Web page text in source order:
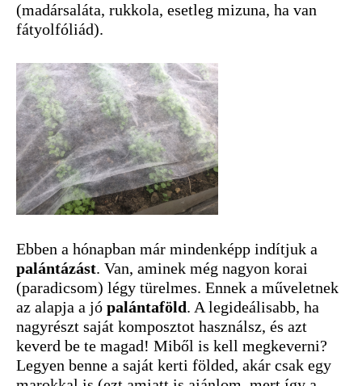
(madársaláta, rukkola, esetleg mizuna, ha van
fátyolfóliád).
Ebben a hónapban már mindenképp indítjuk a
palántázást. Van, aminek még nagyon korai
(paradicsom) légy türelmes. Ennek a műveletnek
az alapja a jó palántaföld. A legideálisabb, ha
nagyrészt saját komposztot használsz, és azt
keverd be te magad! Miből is kell megkeverni?
Legyen benne a saját kerti földed, akár csak egy